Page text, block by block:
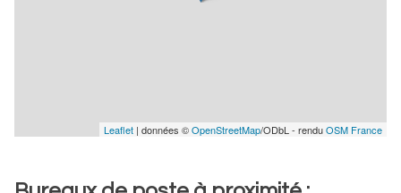
Leaflet | données ©OpenStreetMap/ODbL - renduOSM France